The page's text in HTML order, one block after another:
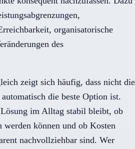
organisatorische
des
zeigt sich häufig, dass nicht die
die beste Option ist.
im Alltag stabil bleibt, ob
werden können und ob Kosten
nachvollziehbar sind. Wer